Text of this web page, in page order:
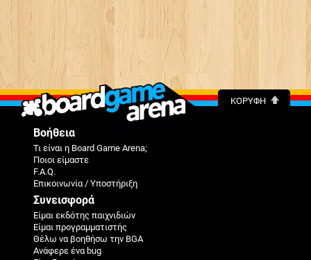
ΚΟΡΥΦΉ
Βοήθεια
Τι είναι η Board Game Arena;
Ποιοι είμαστε
F.A.Q.
Επικοινωνία / Υποστήριξη
Συνεισφορά
Είμαι εκδότης παιχνιδιών
Είμαι προγραμματιστής
Θέλω να βοηθήσω την BGA
Ανάφερε ένα bug